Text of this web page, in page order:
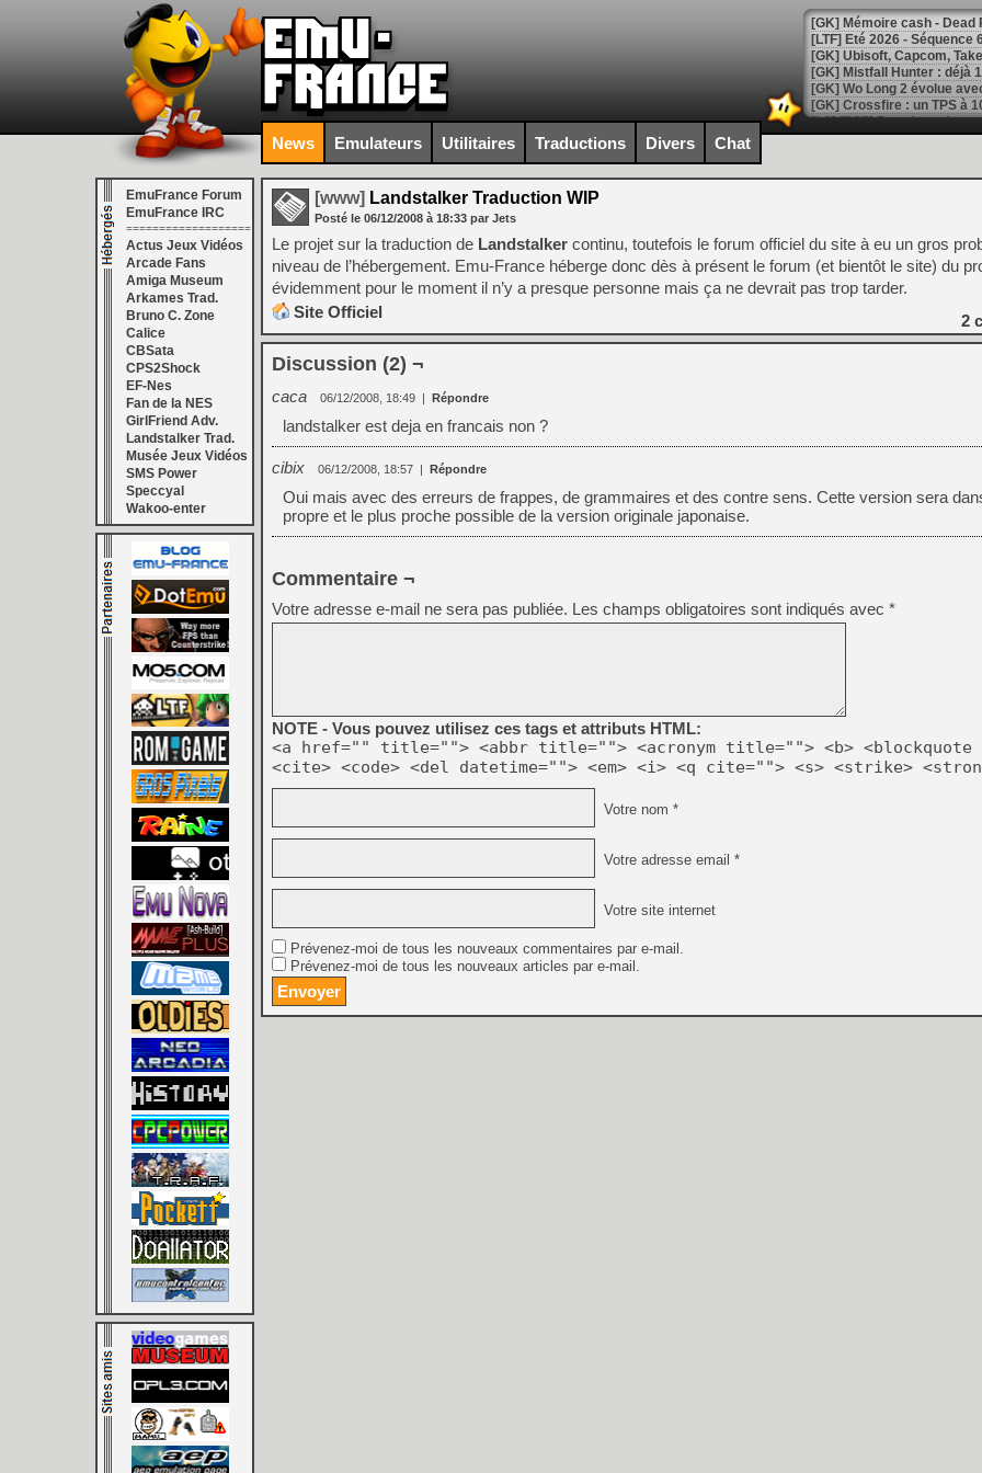
[LTF] Eté 2026 - Séquence
[GK] Mistfall Hunter : déjà
[GK] Wo Long 2 évolue
[GK] Crossfire : un TPS à
[LS] [PS5] Premiers
[Mo5] DOOM arrive en
[GK] Bethesda fête les 30
[GK] Roblox : l'action en
[GK] Agenda - GeForce
[LS] [PS5] ps5-y2jb-
[GK] Pourquoi Marvel
[GK] Test : Restory : Chill
[GK] GTA 6 : Rockstar
[GK] Hot Wheels Infinite
[GK] Mémoire cash -
[GK] Résultats Nintendo :
[GK] Déjà des
[Mo5] Brickboy cherche à
[GK] Minecraft et ses «
[GK] Beast of
[GK] Ubisoft : fin de partie
[GK] Mémoire cash -
[GK] Dan Houser (GTA)
[GK] Comment EA Sports
[GK] Crimson Moon : un
[GK] Isle of Reveries : le
[GK] Moonlighter 2 : The
[GK] Capcom relance
[GK] Guillermo del Toro
News Emulateurs Utilitaires Traductions Divers Chat
EmuFrance Forum
EmuFrance IRC
===================
Actus Jeux Vidéos
Arcade Fans
Amiga Museum
Arkames Trad.
Bruno C. Zone
Calice
CBSata
CPS2Shock
EF-Nes
Fan de la NES
GirlFriend Adv.
Landstalker Trad.
Musée Jeux Vidéos
SMS Power
Speccyal
Wakoo-enter
[www] Landstalker Traduction WIP
Posté le 06/12/2008 à 18:33 par Jets
Le projet sur la traduction de Landstalker continu, toutefois le forum officiel du site à eu un gros
niveau de l’hébergement. Emu-France héberge donc dès à présent le forum (et bientôt le site) du
évidemment pour le moment il n’y a presque personne mais ça ne devrait pas trop tarder.
Site Officiel
2
Discussion (2) ¬
caca 06/12/2008, 18:49 | Répondre
landstalker est deja en francais non ?
cibix 06/12/2008, 18:57 | Répondre
Oui mais avec des erreurs de frappes, de grammaires et des contre sens. Cette version sera
propre et le plus proche possible de la version originale japonaise.
Commentaire ¬
Votre adresse e-mail ne sera pas publiée. Les champs obligatoires sont indiqués avec *
NOTE - Vous pouvez utilisez ces tags et attributs HTML:
<a href="" title=""> <abbr title=""> <acronym title=""> <b> <blockquote
<cite> <code> <del datetime=""> <em> <i> <q cite=""> <s> <strike>
Votre nom *
Votre adresse email *
Votre site internet
Prévenez-moi de tous les nouveaux commentaires par e-mail.
Prévenez-moi de tous les nouveaux articles par e-mail.